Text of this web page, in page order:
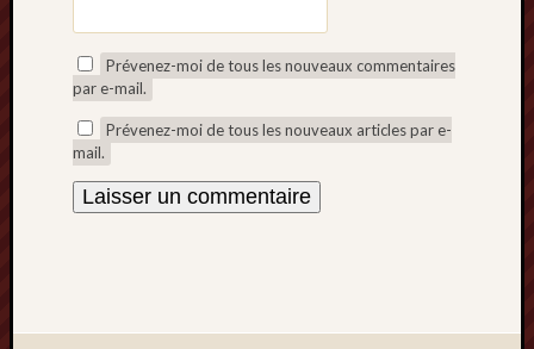
Prévenez-moi de tous les nouveaux commentaires
par e-mail.
Prévenez-moi de tous les nouveaux articles par e-
mail.